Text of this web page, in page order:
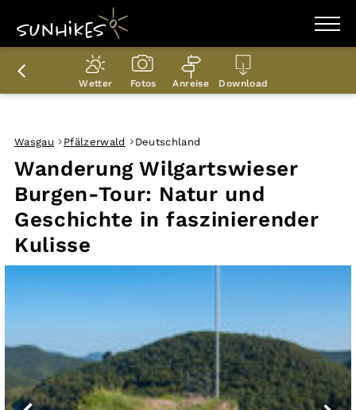
WANDERZIELE
WANDERUNGEN
ENTDECKEN
PLANER
Wetter Fotos Anreise Download
Wanderung Wilgartswieser
Burgen-Tour: Natur und
Geschichte in faszinierender
Kulisse
Wasgau Pfälzerwald Deutschland